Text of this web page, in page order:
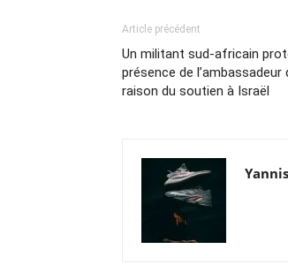
Article précédent
Un militant sud-africain
présence de l’ambassadeur
raison du soutien à Israël
Yannis